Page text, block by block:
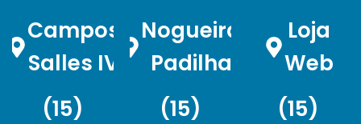
Campos
Salles IV
(15)
Nogueira
Padilha
(15)
Loja
Web
(15)